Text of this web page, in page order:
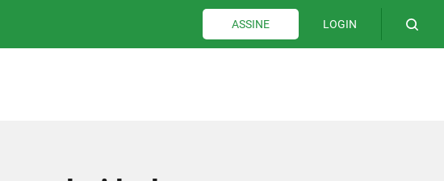
ASSINE LOGIN